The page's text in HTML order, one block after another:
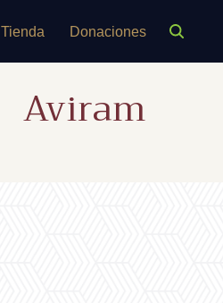
Tienda Donaciones
Aviram